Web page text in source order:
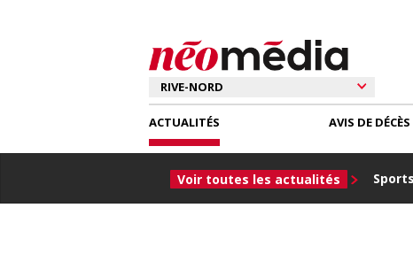
ACTUALITÉS
Voir toutes les actualités
AVIS DE DÉCÈS